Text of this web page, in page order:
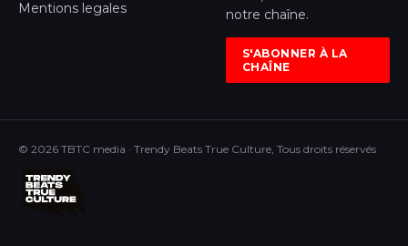
Mentions legales
notre chaîne.
S'ABONNER À LA
CHAÎNE
© 2026 TBTC media · Trendy Beats True Culture, Tous droits réservés